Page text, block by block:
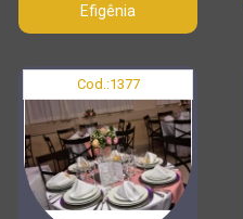
Efigênia
Cod.:1377